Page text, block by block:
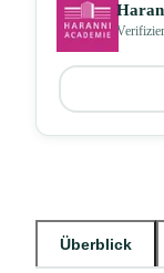
Überblick